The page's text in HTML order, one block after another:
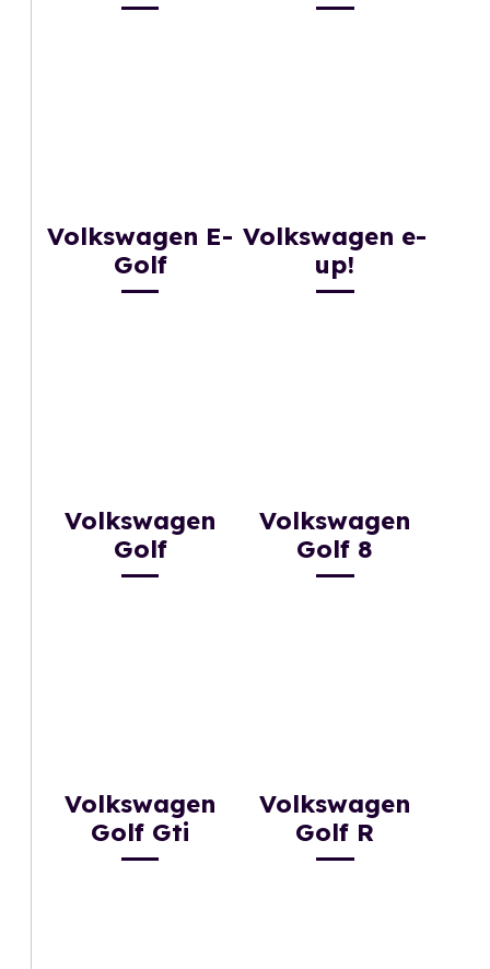
Volkswagen E-
Golf
Volkswagen e-
up!
Volkswagen
Golf
Volkswagen
Golf 8
Volkswagen
Golf Gti
Volkswagen
Golf R